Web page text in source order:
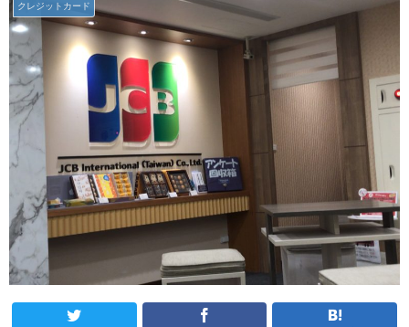
クレジットカード